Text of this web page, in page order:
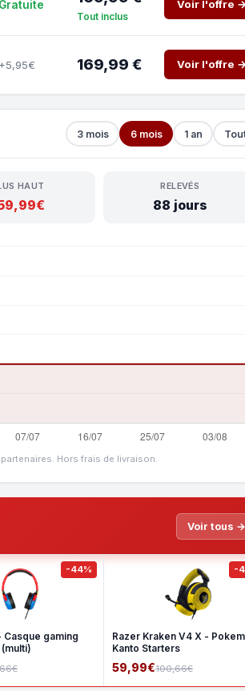
Gratuite
Tout inclus
Voir l'offre
+5,95€ 169,99 € Voir l'offre
3 mois 6 mois 1 an
HAUT RELEVÉS
88 jours
Hors frais de livraison.
Voir tous →
-44%
Casque gaming
-
Razer Kraken V4 X -
Kanto Starters
59,99€100,66€